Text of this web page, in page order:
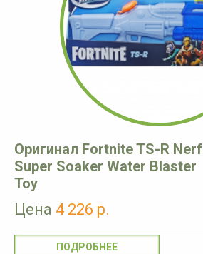
Оригинал Fortnite TS-R Nerf
Super Soaker Water Blaster
Toy
Цена 4 226 р.
ПОДРОБНЕЕ